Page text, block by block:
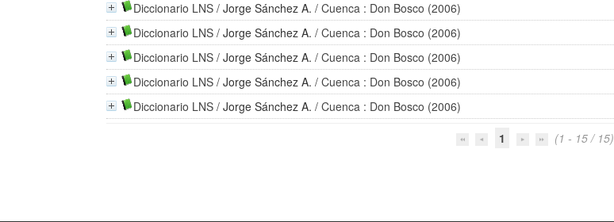
Diccionario LNS /Jorge Sánchez A. / Cuenca : Don Bosco (2006)
Diccionario LNS /Jorge Sánchez A. / Cuenca : Don Bosco (2006)
Diccionario LNS /Jorge Sánchez A. / Cuenca : Don Bosco (2006)
Diccionario LNS /Jorge Sánchez A. / Cuenca : Don Bosco (2006)
Diccionario LNS /Jorge Sánchez A. / Cuenca : Don Bosco (2006)
1
(1 - 15 / 15)